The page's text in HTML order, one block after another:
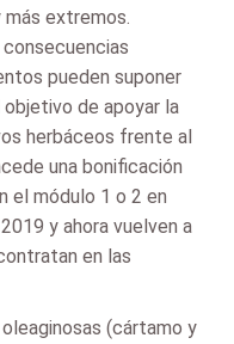
extremos.
pueden suponer
de apoyar la
herbáceos frente al
una bonificación
el módulo 1 o 2 en
y ahora vuelven a
en las
(cártamo y